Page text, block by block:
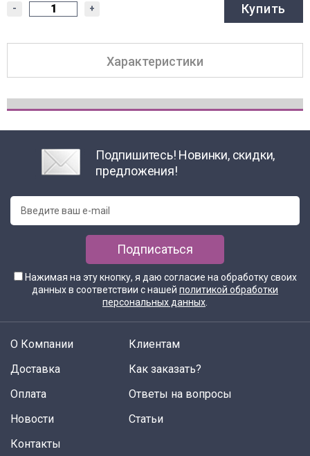
- + Купить
Характеристики
Подпишитесь! Новинки, скидки,
предложения!
Подписаться
Нажимая на эту кнопку, я даю согласие на обработку своих
данных в соответствии с нашей политикой обработки
персональных данных
О Компании
Доставка
Оплата
Новости
Клиентам
Как заказать?
Ответы на вопросы
Статьи
Контакты